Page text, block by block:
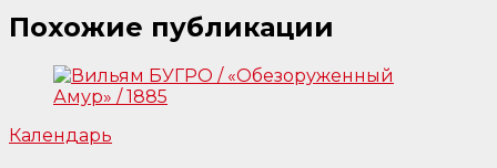
Похожие публикации
Календарь